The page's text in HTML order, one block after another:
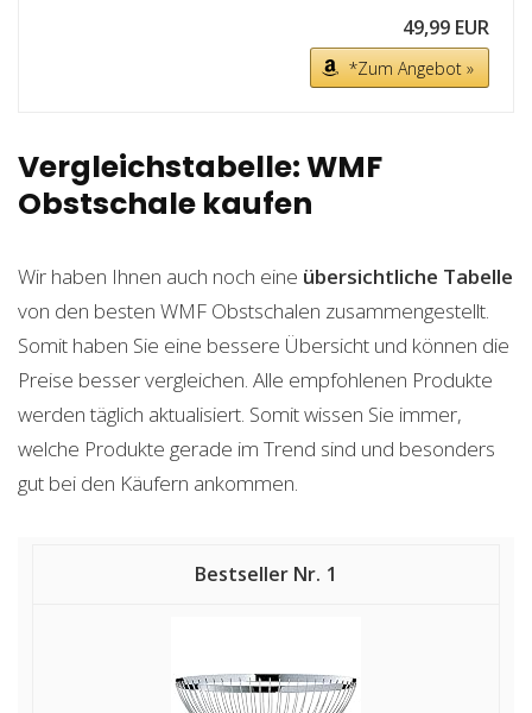
49,99 EUR
*Zum Angebot »
Vergleichstabelle: WMF
Obstschale kaufen
Wir haben Ihnen auch noch eine übersichtliche Tabelle
von den besten WMF Obstschalen zusammengestellt.
Somit haben Sie eine bessere Übersicht und können die
Preise besser vergleichen. Alle empfohlenen Produkte
werden täglich aktualisiert. Somit wissen Sie immer,
welche Produkte gerade im Trend sind und besonders
gut bei den Käufern ankommen.
1